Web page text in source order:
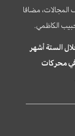
مضافا
الكاظمي.
سراج ٤,٨٠٠,٠٠٠ مرة خلال الستة أشهر
في محركات